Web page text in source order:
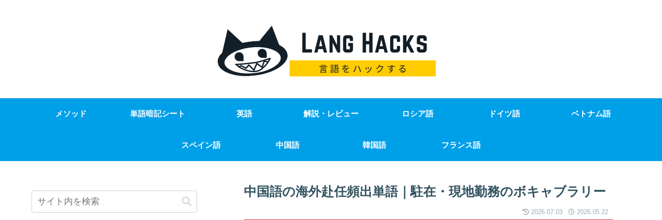
メソッド 単語暗記シート 英語 解説・レビュー ロシア語 ドイツ語 ベトナム語
スペイン語 中国語 韓国語 フランス語
中国語の海外赴任頻出単語｜駐在・現地勤務のボキャブラリー
2026.07.03 2026.05.22